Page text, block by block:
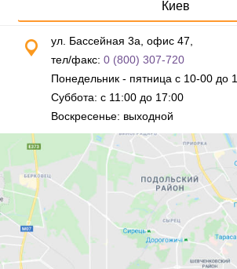
Киев
ул. Бассейная 3а, офис 47,
тел/факс: 0 (800) 307-720
Понедельник - пятница с 10-00 до
Суббота: с 11:00 до 17:00
Воскресенье: выходной